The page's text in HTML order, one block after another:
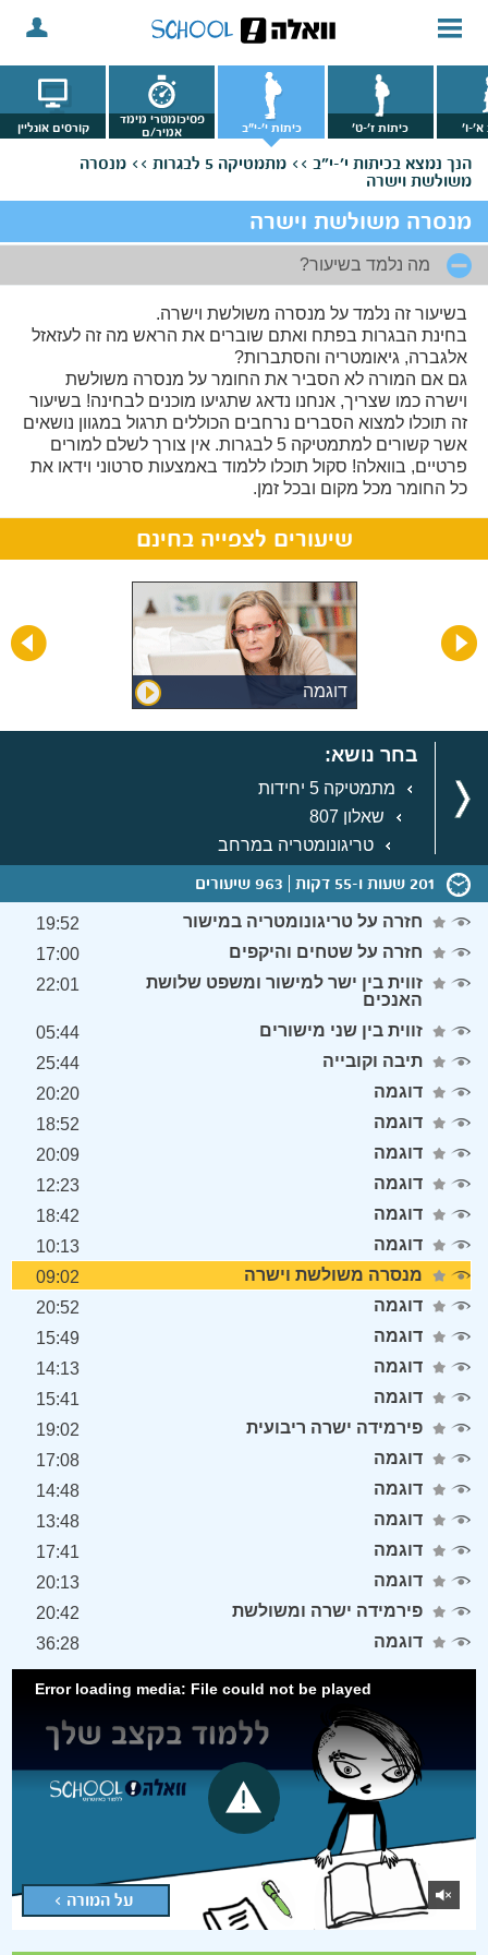
א'-ו' כיתות ז'-ט' כיתות י'-י"ב
פסיכומטרי מימד
אמיר/ם
קורסים אונליין
הנך נמצא בכיתות י'-י"ב >> מתמטיקה 5 לבגרות >>
מנסרה
משולשת וישרה
מנסרה משולשת וישרה
מה נלמד בשיעור?
בשיעור זה נלמד על מנסרה משולשת וישרה.
בחינת הבגרות בפתח ואתם שוברים את הראש מה זה לעזאזל
אלגברה, גיאומטריה והסתברות?
גם אם המורה לא הסביר את החומר על מנסרה משולשת
וישרה כמו שצריך, אנחנו נדאג שתגיעו מוכנים לבחינה! בשיעור
זה תוכלו למצוא הסברים נרחבים הכוללים תרגול במגוון נושאים
אשר קשורים למתמטיקה 5 לבגרות. אין צורך לשלם למורים
פרטיים, בוואלה! סקול תוכלו ללמוד באמצעות סרטוני וידאו את
כל החומר מכל מקום ובכל זמן.
שיעורים לצפייה בחינם
דוגמה
בחר נושא:
מתמטיקה 5 יחידות
שאלון 807
טריגונומטריה במרחב
201 שעות ו-55 דקות 963 שיעורים
חזרה על טריגונומטריה במישור
19:52
חזרה על שטחים והיקפים
17:00
זווית בין ישר למישור ומשפט שלושת
האנכים
22:01
זווית בין שני מישורים
05:44
תיבה וקובייה
25:44
דוגמה
20:20
דוגמה
18:52
דוגמה
20:09
דוגמה
12:23
דוגמה
18:42
דוגמה
10:13
מנסרה משולשת וישרה
09:02
דוגמה
20:52
דוגמה
15:49
דוגמה
14:13
דוגמה
15:41
פירמידה ישרה ריבועית
19:02
דוגמה
17:08
דוגמה
14:48
דוגמה
13:48
דוגמה
17:41
דוגמה
20:13
פירמידה ישרה ומשולשת
20:42
דוגמה
36:28
על המורה >
Error loading media: File could not be played